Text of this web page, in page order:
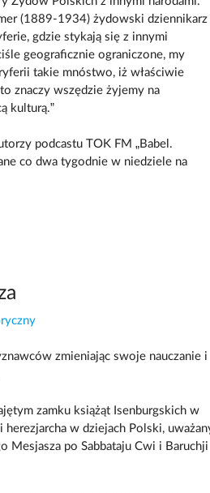
(1889-1934) żydowski dziennikarz
gdzie stykają się z innymi
geograficznie ograniczone, my
takie mnóstwo, iż właściwie
znaczy wszędzie żyjemy na
kulturą.”
podcastu TOK FM „Babel.
co dwa tygodnie w niedziele na
zmieniając swoje nauczanie i
zamku książąt Isenburgskich w
herezjarcha w dziejach Polski,
Mesjasza po Sabbataju Cwi i Baruchji